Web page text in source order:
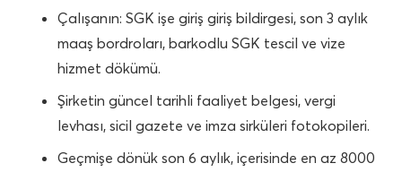
Çalışanın: SGK işe giriş giriş bildirgesi, son 3 aylık
maaş bordroları, barkodlu SGK tescil ve vize
hizmet dökümü.
Şirketin güncel tarihli faaliyet belgesi, vergi
levhası, sicil gazete ve imza sirküleri fotokopileri.
Geçmişe dönük son 6 aylık, içerisinde en az 8000